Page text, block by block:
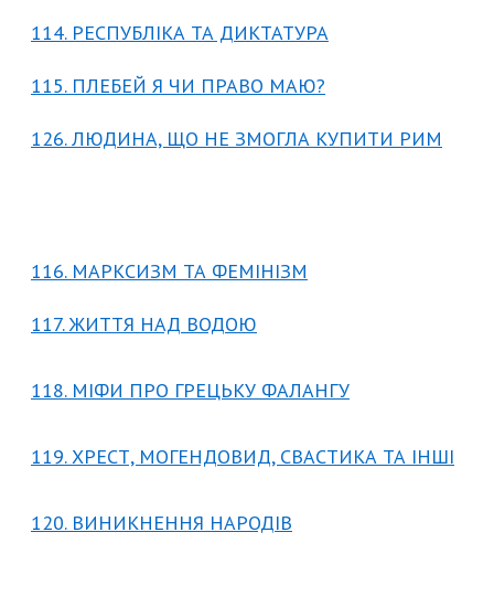
114. РЕСПУБЛІКА ТА ДИКТАТУРА
115. ПЛЕБЕЙ Я ЧИ ПРАВО МАЮ?
126. ЛЮДИНА, ЩО НЕ ЗМОГЛА КУПИТИ РИМ
116. МАРКСИЗМ ТА ФЕМІНІЗМ
117. ЖИТТЯ НАД ВОДОЮ
118. МІФИ ПРО ГРЕЦЬКУ ФАЛАНГУ
119. ХРЕСТ, МОГЕНДОВИД, СВАСТИКА ТА ІНШІ
120. ВИНИКНЕННЯ НАРОДІВ